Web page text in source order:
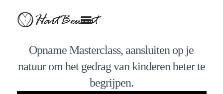
HartBewust
Opname Masterclass, aansluiten op je
natuur om het gedrag van kinderen beter te
begrijpen.